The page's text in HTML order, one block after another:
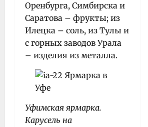
Оренбурга, Симбирска и
Саратова – фрукты; из
Илецка – соль, из Тулы и
с горных заводов Урала
– изделия из металла.
Уфимская ярмарка.
Карусель на